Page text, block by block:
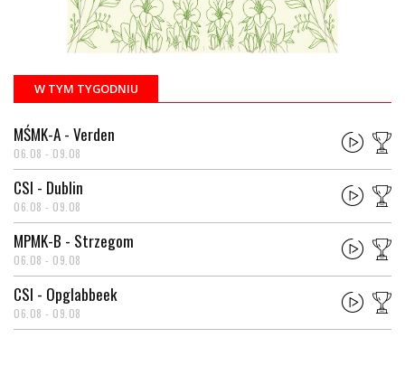
W TYM TYGODNIU
MŚMK-A - Verden
06.08 - 09.08
CSI - Dublin
06.08 - 09.08
MPMK-B - Strzegom
06.08 - 09.08
CSI - Opglabbeek
06.08 - 09.08